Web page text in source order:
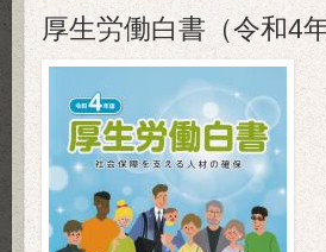
厚生労働白書（令和4年